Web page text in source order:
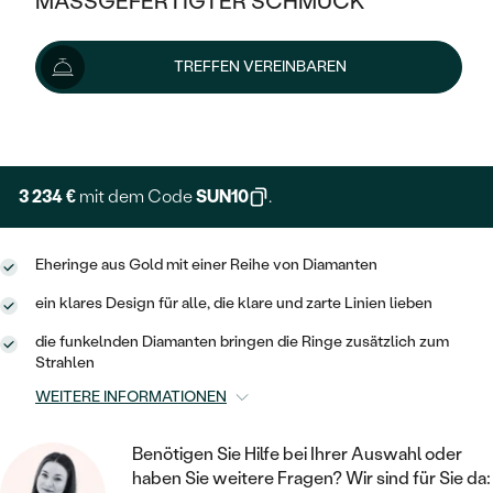
KLASSISCH
MEMOIRE
VINTAGE
AUSSERGEWÖHNLICHE
GEHÄMMERTE
VON HAND GRAVIERTE
MIT MEHREREN DIAMANTEN
HALO
VINTAGE
AUSSERGEWÖHNLICH
GESTALTE EINEN RING
DIAMANTEN ZUM EINFASSEN
AUSVERKAUF
WENN SCHMUCK HILFT
NACH TYP
RINGE
ANHÄNGER / KETTEN
ARMBÄNDER
HERRENSCHMUCK
PLATIN
OHRSTECKER
MINIMALISTISCHE
OHRHÄNGER
SOLITÄR
HERZ
GOLD
SILBER
SOLITÄR
ZUR GEBURT EINES KINDES
PERSONALISIERT
MINIMALISTISCH
AUSVERKAUF
GOLD
PLATIN
NACH STYL
MEMOIRE
MINIMALISTISCHE
TREFFEN VEREINBAREN
3 593 €
Lieferoptionen
3 234 € mit dem CodeSUN10 .
Eheringe aus Gold mit einer Reihe von Diamanten
ein klares Design für alle, die klare und zarte Linien lieben
die funkelnden Diamanten bringen die Ringe zusätzlich zum
Strahlen
WEITERE INFORMATIONEN
Benötigen Sie Hilfe bei Ihrer Auswahl oder
haben Sie weitere Fragen? Wir sind für Sie da: